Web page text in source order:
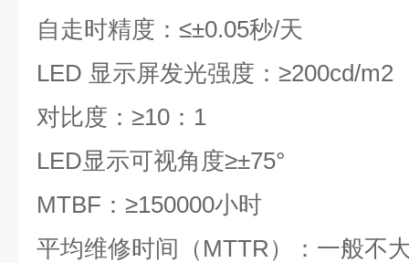
自走时精度：≤±0.05秒/天
LED 显示屏发光强度： ≥200cd/m2
对比度： ≥10 ： 1
LED显示可视角度≥±75°
MTBF ： ≥150000小时
平均维修时间（ MTTR）：一般不